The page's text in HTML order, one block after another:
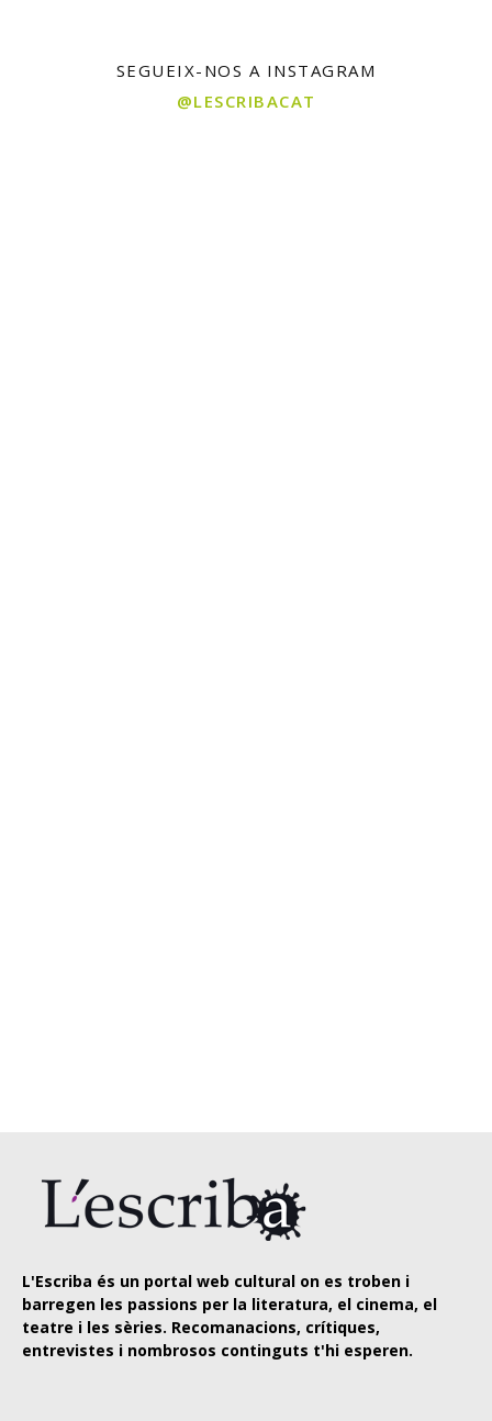
SEGUEIX-NOS A INSTAGRAM
@LESCRIBACAT
L'Escriba és un portal web cultural on es troben i
barregen les passions per la literatura, el cinema, el
teatre i les sèries. Recomanacions, crítiques,
entrevistes i nombrosos continguts t'hi esperen.